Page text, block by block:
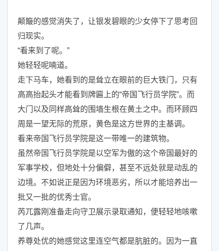
颠簸的感觉消失了，让银发碧眼的少女停下了思考回
归现实。
“看来到了呢。”
她轻轻呢喃道。
走下马车，她看到的是耸立在眼前的巨大铁门，只有
高高抬起头才能看到牌匾上的“帝国飞行员学院”。而
大门以及同样高耸的围墙生根在黄土之中。而环顾四
周是一望无际的荒原，黄色是这方世界的主基调。
看来帝国飞行员学院是这一带唯一的建筑物。
虽然帝国飞行员学院是以空军为傲的这个帝国最好的
军事学校，但地处十分偏僻，甚至不远处就是动乱的
边境。不如说正是因为环境恶劣，所以才能培养出一
批又一批的优秀士官。
芮兀露刚准备走向守卫展示录取通知，便轻轻地咳嗽
了几声。
养尊处优的她感觉这里连空气都是肮脏的。因为一直